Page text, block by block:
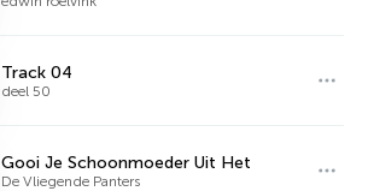
Track 04
deel 50
Gooi Je Schoonmoeder Uit Het
De Vliegende Panters